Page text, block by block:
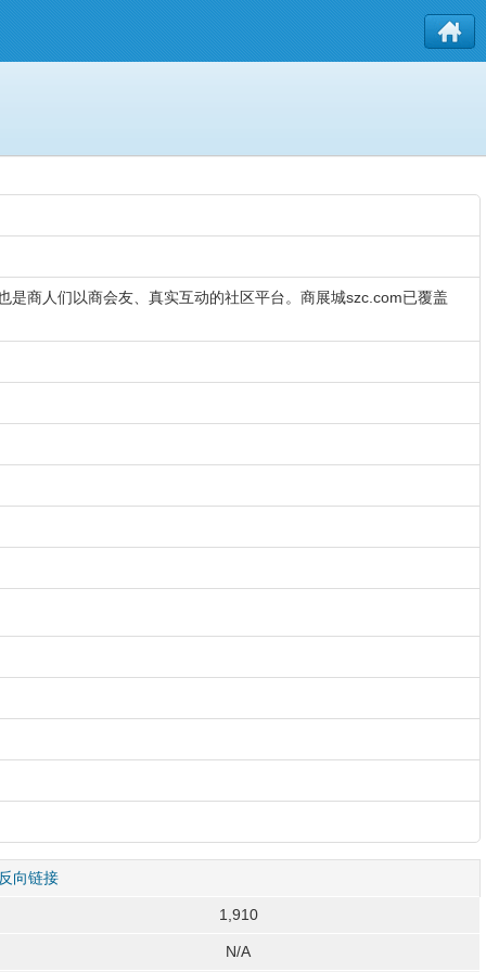
商人们以商会友、真实互动的社区平台。商展城szc.com已覆盖
反向链接
1,910
N/A